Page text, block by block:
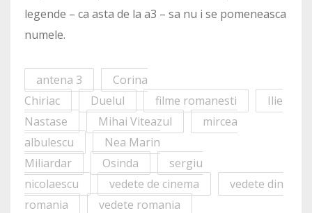
legende – ca asta de la a3 – sa nu i se pomeneasca
numele.
antena 3
Corina
Chiriac
Duelul filme romanesti
Ilie
Nastase
Mihai Viteazul
mircea
albulescu
Nea Marin
Miliardar
Osinda
sergiu
nicolaescu
vedete de cinema
vedete din
romania
vedete romania